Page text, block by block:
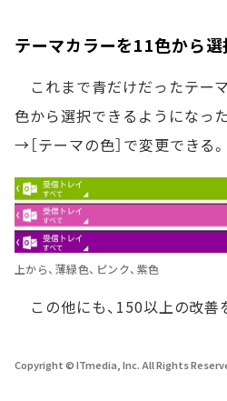
テーマカラーを11色から
これまで青だけだったテー
色から選択できるようになった
→［テーマの色］で変更できる。
上から、薄緑色、ピンク、紫色
この他にも、150以上の改善
Copyright © ITmedia, Inc. All Rights